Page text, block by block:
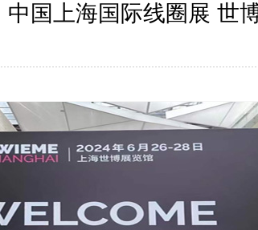
中国上海国际线圈展 世